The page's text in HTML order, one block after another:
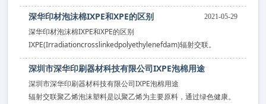
无毒、无味、隔热等特点。
隔热，防水，保温，燃烧时不污染空气，回弹性好，软硬度和厚度可
任意调节，重量轻。
深华印材泡沫棉IXPE和XPE的区别 2021-05-29
深华印材泡沫棉IXPE和XPE的区别
IXPE(Irradiationcrosslinkedpolyethylenefdam)辐射交联。
联聚乙烯发泡片，该产品是用各种填料挤压聚乙烯或改性聚乙烯。
经电子加速器辐射交联成型，高温发泡制备聚合物发泡材料。
深圳市深华印刷器材科技有限公司IXPE泡棉用途
深圳市深华印刷器材科技有限公司IXPE泡棉用途
辐射交联聚乙烯泡沫塑料是以聚乙烯为主要原料，通过绿色健康。